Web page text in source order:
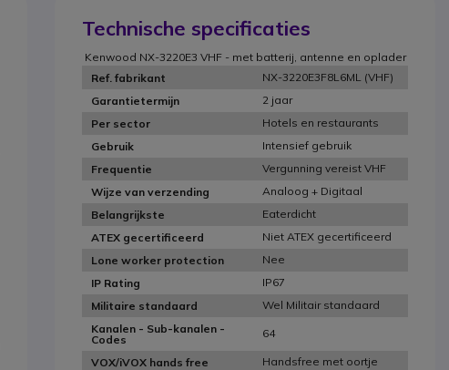
Technische specificaties
Kenwood NX-3220E3 VHF - met batterij, antenne en oplader
Ref. fabrikant
NX-3220E3F8L6ML (VHF)
Garantietermijn
2 jaar
Per sector
Hotels en restaurants
Gebruik
Intensief gebruik
Frequentie
Vergunning vereist VHF
Wijze van verzending
Analoog + Digitaal
Belangrijkste
Eaterdicht
ATEX gecertificeerd
Niet ATEX gecertificeerd
Lone worker protection
Nee
IP Rating
IP67
Militaire standaard
Wel Militair standaard
Kanalen - Sub-kanalen -
Codes
64
VOX/iVOX hands free
Handsfree met oortje